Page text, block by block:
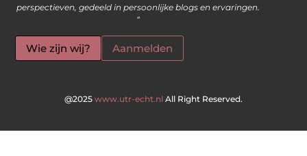
perspectieven, gedeeld in persoonlijke blogs en ervaringen.
“
Wie zijn wij? Aanmelden
@2025 www.utr-echt.nl All Right Reserved.